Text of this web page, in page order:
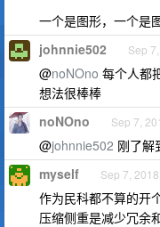
一个是图形，一个是
johnnie502 Sep
@noNOno 每个人都
想法很棒棒
noNOno Sep 7,
@johnnie502 刚了解
myself Sep 7,
作为民科都不算的开
压缩侧重是减少冗余